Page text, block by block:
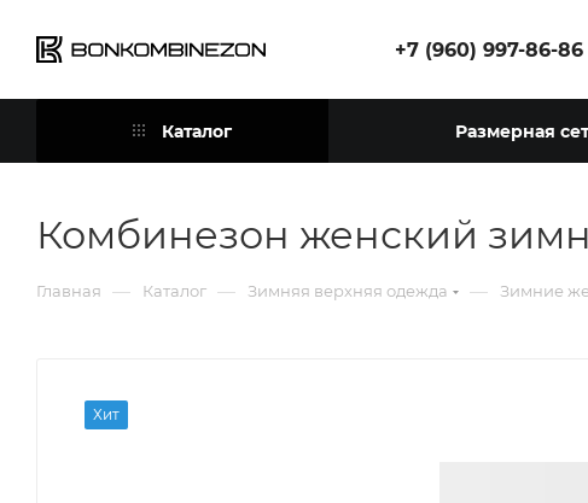
+7 (960) 997-86-86
Каталог Размерная
Комбинезон женский
Главная — Каталог — Зимняя верхняя одежда — Зимние
Хит